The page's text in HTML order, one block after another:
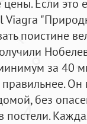
Viagra
поистине
за 40
без